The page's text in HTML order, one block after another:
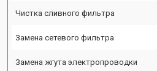
Чистка сливного фильтра
Замена сетевого фильтра
Замена жгута электропроводки